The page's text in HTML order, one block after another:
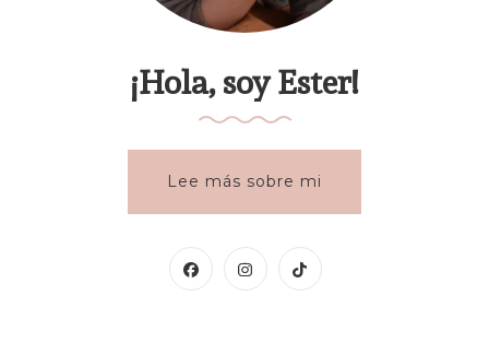
¡Hola, soy Ester!
Lee más sobre mi